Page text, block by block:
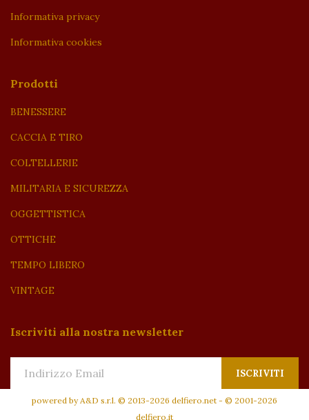
Informativa privacy
Informativa cookies
Prodotti
BENESSERE
CACCIA E TIRO
COLTELLERIE
MILITARIA E SICUREZZA
OGGETTISTICA
OTTICHE
TEMPO LIBERO
VINTAGE
Iscriviti alla nostra newsletter
ISCRIVITI
powered by A&D s.r.l. © 2013-2026 delfiero.net - © 2001-2026
delfiero.it